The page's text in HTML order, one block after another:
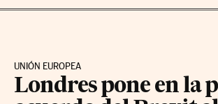
UNIÓN EUROPEA
Londres pone en la